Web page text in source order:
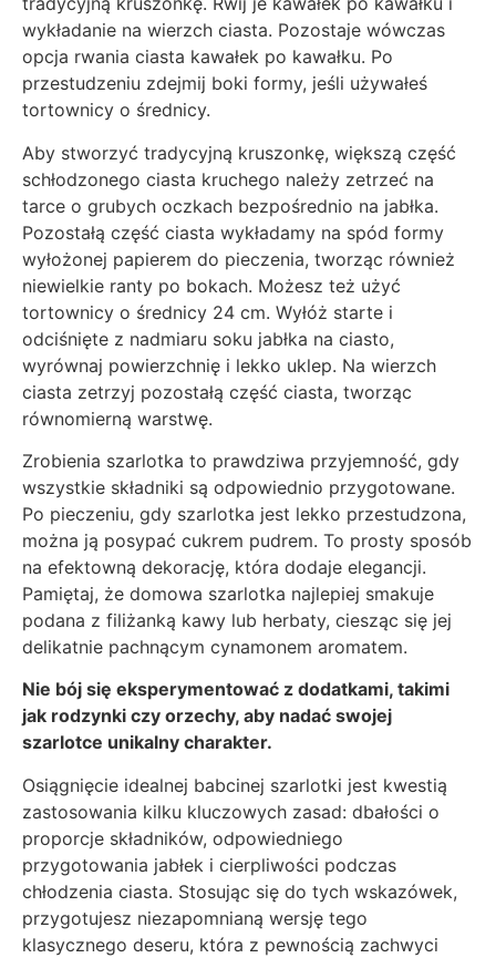
wykładanie na wierzch ciasta. Pozostaje wówczas
opcja rwania ciasta kawałek po kawałku. Po
przestudzeniu zdejmij boki formy, jeśli używałeś
tortownicy o średnicy.
Aby stworzyć tradycyjną kruszonkę, większą część
schłodzonego ciasta kruchego należy zetrzeć na
tarce o grubych oczkach bezpośrednio na jabłka.
Pozostałą część ciasta wykładamy na spód formy
wyłożonej papierem do pieczenia, tworząc również
niewielkie ranty po bokach. Możesz też użyć
tortownicy o średnicy 24 cm. Wyłóż starte i
odciśnięte z nadmiaru soku jabłka na ciasto,
wyrównaj powierzchnię i lekko uklep. Na wierzch
ciasta zetrzyj pozostałą część ciasta, tworząc
równomierną warstwę.
Zrobienia szarlotka to prawdziwa przyjemność, gdy
wszystkie składniki są odpowiednio przygotowane.
Po pieczeniu, gdy szarlotka jest lekko przestudzona,
można ją posypać cukrem pudrem. To prosty sposób
na efektowną dekorację, która dodaje elegancji.
Pamiętaj, że domowa szarlotka najlepiej smakuje
podana z filiżanką kawy lub herbaty, ciesząc się jej
delikatnie pachnącym cynamonem aromatem.
Nie bój się eksperymentować z dodatkami, takimi
jak rodzynki czy orzechy, aby nadać swojej
szarlotce unikalny charakter.
Osiągnięcie idealnej babcinej szarlotki jest kwestią
zastosowania kilku kluczowych zasad: dbałości o
proporcje składników, odpowiedniego
przygotowania jabłek i cierpliwości podczas
chłodzenia ciasta. Stosując się do tych wskazówek,
przygotujesz niezapomnianą wersję tego
klasycznego deseru, która z pewnością zachwyci